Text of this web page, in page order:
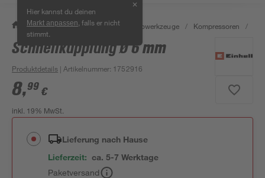
Hier kannst du deinen
Markt anpassen , falls er nicht
stimmt.
✕
/ Werkstatt & Maschinen / Elektrowerkzeuge / Kompressoren /
Schnellkupplung Ø 6 mm
Produktdetails | Artikelnummer: 1752916
8,99 €
inkl. 19% MwSt.
Lieferung nach Hause
Lieferzeit: ca. 5-7 Werktage
Paketversand